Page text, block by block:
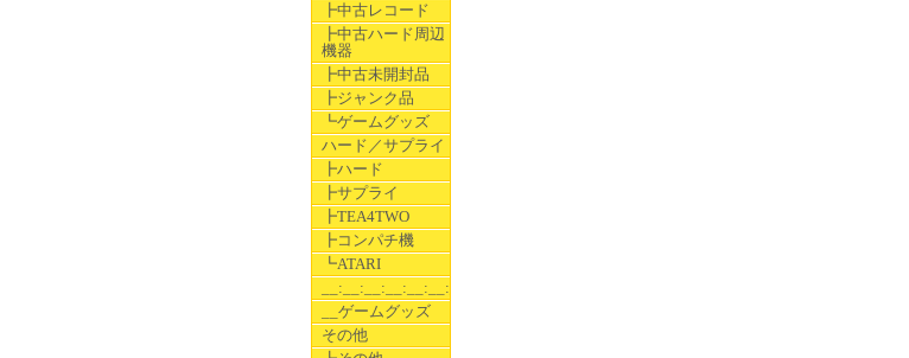
┣中古レコード
┣中古ハード周辺
機器
┣中古未開封品
┣ジャンク品
┗ゲームグッズ
ハード／サプライ
┣ハード
┣サプライ
┣TEA4TWO
┣コンパチ機
┗ATARI
__:__:__:__:__:__:__
__ゲームグッズ
その他